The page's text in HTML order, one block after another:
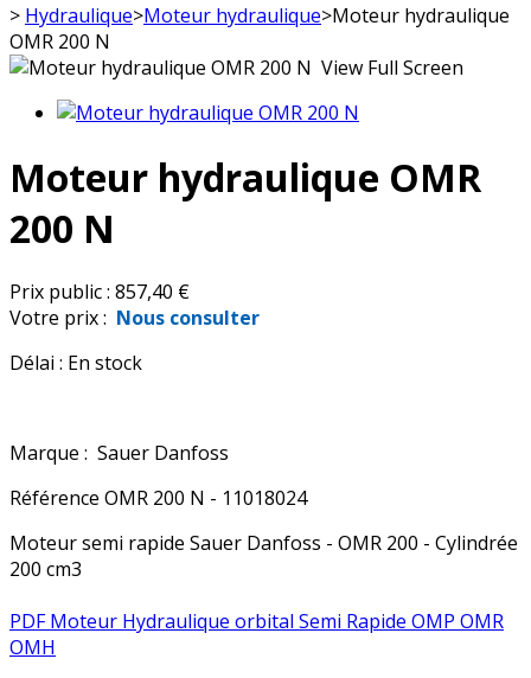
> Hydraulique>Moteur hydraulique>Moteur hydraulique
OMR 200 N
View Full Screen
Moteur hydraulique OMR
200 N
Prix public : 857,40 €
Votre prix : Nous consulter
Délai : En stock
Marque : Sauer Danfoss
Référence OMR 200 N - 11018024
Moteur semi rapide Sauer Danfoss - OMR 200 - Cylindrée
200 cm3
PDF Moteur Hydraulique orbital Semi Rapide OMP OMR
OMH